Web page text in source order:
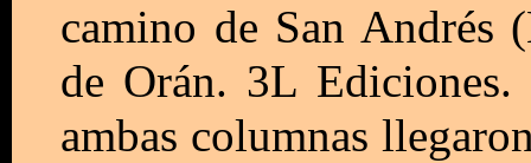
camino de San
de Orán. 3L
ambas columnas